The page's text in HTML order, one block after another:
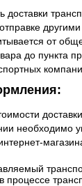
доставки
от
до пункта
необходимо
процессе